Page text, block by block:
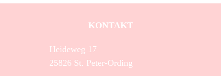
KONTAKT
Heideweg 17
25826 St. Peter-Ording